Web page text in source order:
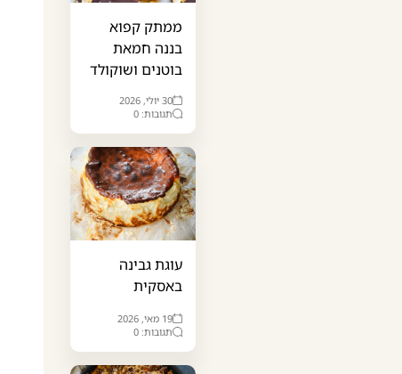
ממתק קפוא
בננה חמאת
בוטנים ושוקולד
30 יולי, 2026
תגובות: 0
עוגת גבינה
באסקית
19 מאי, 2026
תגובות: 0